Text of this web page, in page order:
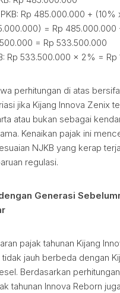
Rp 485.000.000 + (10%
= Rp 485.000.000
= Rp 533.500.000
Rp 533.500.000 x 2% = Rp
perhitungan di atas
jika Kijang Innova Zenix
atau bukan sebagai
Kenaikan pajak ini
NJKB yang kerap
regulasi.
Generasi
pajak tahunan Kijang
jauh berbeda dengan
Berdasarkan perhitungan
tahunan Innova Reborn